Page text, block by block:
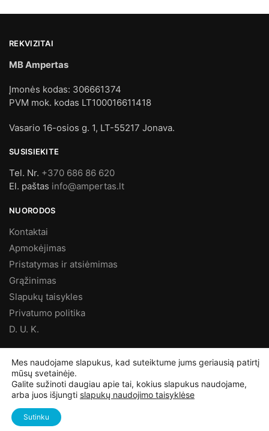
REKVIZITAI
MB Ampertas
Įmonės kodas: 306661374
PVM mok. kodas LT100016611418
Vasario 16-osios g. 1, LT-55217 Jonava.
SUSISIEKITE
Tel. Nr. +370 686 86 620
El. paštas info@ampertas.lt
NUORODOS
Kontaktai
Apmokėjimas
Pristatymas ir atsiėmimas
Grąžinimas
Slapukų taisykles
Privatumo politika
D. U. K.
©Ampertas.lt2025, Visos teisės saugomos
Mes naudojame slapukus, kad suteiktume jums geriausią patirtį
mūsų svetainėje.
Galite sužinoti daugiau apie tai, kokius slapukus naudojame,
arba juos išjungti slapukų naudojimo taisyklėse
Sutinku